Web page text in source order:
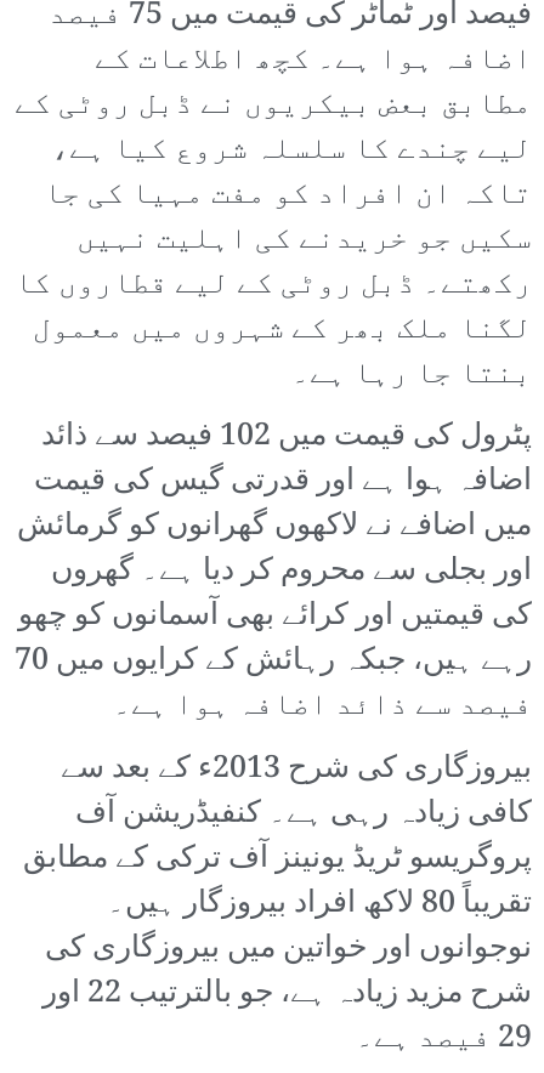
فیصد اور ٹماٹر کی قیمت میں 75 فیصد
اضافہ ہوا ہے۔ کچھ اطلاعات کے
مطابق بعض بیکریوں نے ڈبل روٹی کے
لیے چندے کا سلسلہ شروع کیا ہے،
تاکہ ان افراد کو مفت مہیا کی جا
سکیں جو خریدنے کی اہلیت نہیں
رکھتے۔ ڈبل روٹی کے لیے قطاروں کا
لگنا ملک بھر کے شہروں میں معمول
بنتا جا رہا ہے۔
پٹرول کی قیمت میں 102 فیصد سے ذائد
اضافہ ہوا ہے اور قدرتی گیس کی قیمت
میں اضافے نے لاکھوں گھرانوں کو گرمائش
اور بجلی سے محروم کر دیا ہے۔ گھروں
کی قیمتیں اور کرائے بھی آسمانوں کو چھو
رہے ہیں، جبکہ رہائش کے کرایوں میں 70
فیصد سے ذائد اضافہ ہوا ہے۔
بیروزگاری کی شرح 2013ء کے بعد سے
کافی زیادہ رہی ہے۔ کنفیڈریشن آف
پروگریسو ٹریڈ یونینز آف ترکی کے مطابق
تقریباً 80 لاکھ افراد بیروزگار ہیں۔
نوجوانوں اور خواتین میں بیروزگاری کی
شرح مزید زیادہ ہے، جو بالترتیب 22 اور
29 فیصد ہے۔